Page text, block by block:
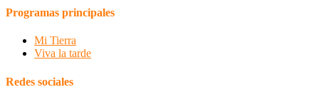
Programas principales
Mi Tierra
Viva la tarde
Redes sociales